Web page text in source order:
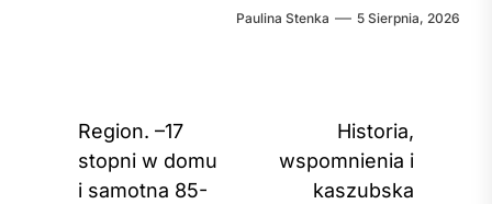
Paulina Stenka 5 Sierpnia, 2026
Nawigacja
wpisu
Region. –17
stopni w domu
i samotna 85-
Historia,
wspomnienia i
kaszubska